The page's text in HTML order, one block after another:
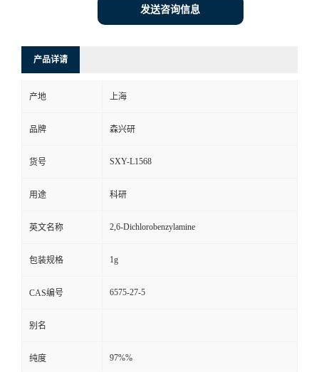
发送咨询信息
产品详请
产地 上海
品牌 森兴研
货号 SXY-L1568
用途 科研
英文名称 2,6-Dichlorobenzylamine
包装规格 1g
CAS编号 6575-27-5
别名
纯度 97%%